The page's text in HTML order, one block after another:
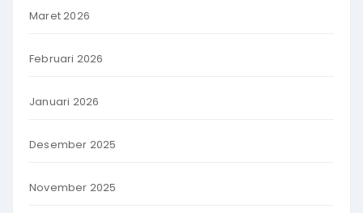
Maret 2026
Februari 2026
Januari 2026
Desember 2025
November 2025